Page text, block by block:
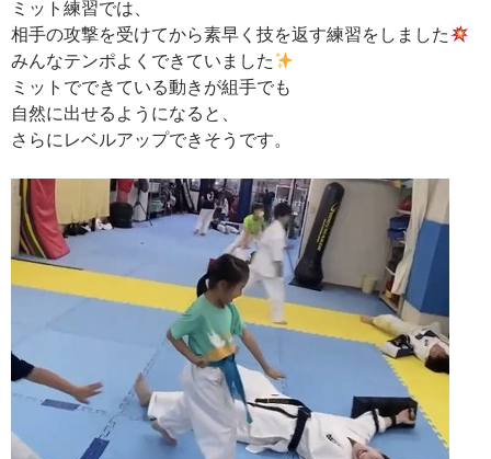
ミット練習では、
相手の攻撃を受けてから素早く技を返す練習をしました
みんなテンポよくできていました
ミットでできている動きが組手でも
自然に出せるようになると、
さらにレベルアップできそうです。